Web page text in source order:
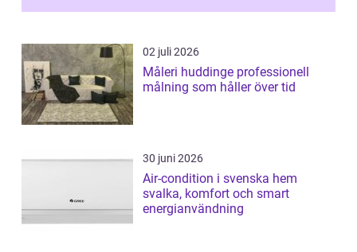
02 juli 2026
Måleri huddinge professionell
målning som håller över tid
30 juni 2026
Air-condition i svenska hem
svalka, komfort och smart
energianvändning